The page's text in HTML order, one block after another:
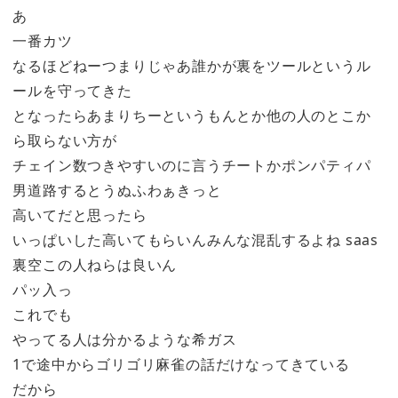
あ
一番カツ
なるほどねーつまりじゃあ誰かが裏をツールというル
ールを守ってきた
となったらあまりちーというもんとか他の人のとこか
ら取らない方が
チェイン数つきやすいのに言うチートかポンパティパ
男道路するとうぬふわぁきっと
高いてだと思ったら
いっぱいした高いてもらいんみんな混乱するよね saas
裏空この人ねらは良いん
パッ入っ
これでも
やってる人は分かるような希ガス
1で途中からゴリゴリ麻雀の話だけなってきている
だから